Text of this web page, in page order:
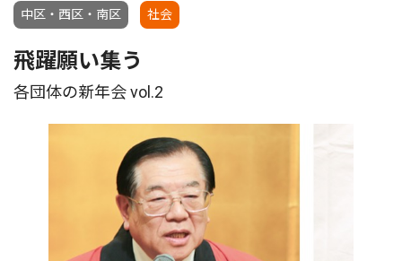
中区・西区・南区 社会
飛躍願い集う
各団体の新年会 vol.2